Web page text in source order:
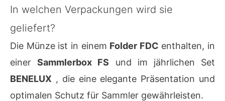
In welchen Verpackungen wird sie
geliefert?
Die Münze ist in einem Folder FDC enthalten, in
einerSammlerbox FS und im jährlichen Set
BENELUX , die eine elegante Präsentation und
optimalen Schutz für Sammler gewährleisten.